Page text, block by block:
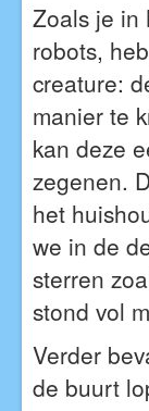
Zoals je in
robots,
creature:
manier te
kan deze
zegenen.
het
we in de
sterren
stond vol
Verder
de buurt